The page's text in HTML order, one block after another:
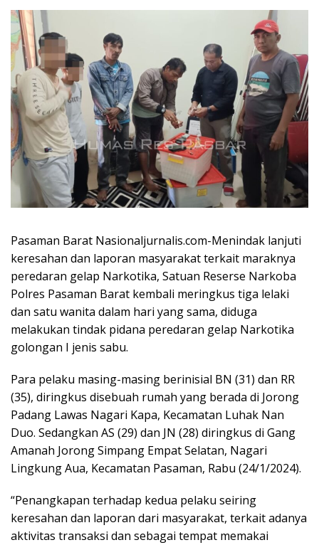
Pasaman Barat Nasionaljurnalis.com-Menindak lanjuti
keresahan dan laporan masyarakat terkait maraknya
peredaran gelap Narkotika, Satuan Reserse Narkoba
Polres Pasaman Barat kembali meringkus tiga lelaki
dan satu wanita dalam hari yang sama, diduga
melakukan tindak pidana peredaran gelap Narkotika
golongan I jenis sabu.
Para pelaku masing-masing berinisial BN (31) dan RR
(35), diringkus disebuah rumah yang berada di Jorong
Padang Lawas Nagari Kapa, Kecamatan Luhak Nan
Duo. Sedangkan AS (29) dan JN (28) diringkus di Gang
Amanah Jorong Simpang Empat Selatan, Nagari
Lingkung Aua, Kecamatan Pasaman, Rabu (24/1/2024).
“Penangkapan terhadap kedua pelaku seiring
keresahan dan laporan dari masyarakat, terkait adanya
aktivitas transaksi dan sebagai tempat memakai